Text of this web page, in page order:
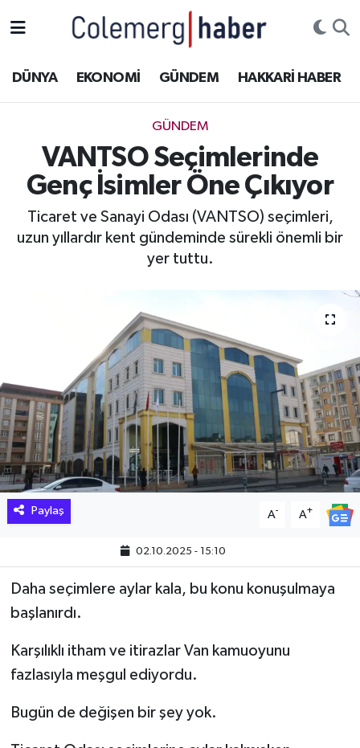
DÜNYA EKONOMİ GÜNDEM HAKKARİ HABER
GÜNDEM
VANTSO Seçimlerinde
Genç İsimler Öne Çıkıyor
Ticaret ve Sanayi Odası (VANTSO) seçimleri,
uzun yıllardır kent gündeminde sürekli önemli bir
yer tuttu.
Paylaş A- A+
02.10.2025 - 15:10
Daha seçimlere aylar kala, bu konu konuşulmaya
başlanırdı.
Karşılıklı itham ve itirazlar Van kamuoyunu
fazlasıyla meşgul ediyordu.
Bugün de değişen bir şey yok.
ASAYİŞ
DOĞA
DÜNYA
GÜNDEM
Hakkari Haber
İLGİNÇ HABERLER
KADIN
KÜLTÜR SANAT
MAKALE
REKLAM
SAĞLIK
Hakkâri Hava Durumu
Hakkâri Trafik Yoğunluk Haritası
Süper Lig Puan Durumu ve Fikstür
Haber Arşivi